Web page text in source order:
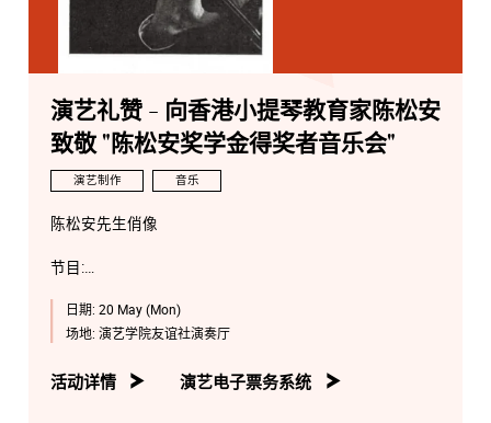
演艺礼赞 - 向香港小提琴教育家陈松安
致敬 "陈松安奖学金得奖者音乐会"
演艺制作 音乐
陈松安先生俏像
节目:
No.3 in D Major, BWV 1068
(Thaïs) Pyotr Ilyich Tchaikovsky, Valse-Scherzo in C
for 2 Violins and Piano (2014) Saint-Lubin, Fantaisie sur
日期: 20 May (Mon)
场地: 演艺学院友谊社演奏厅
活动详情 演艺电子票务系统